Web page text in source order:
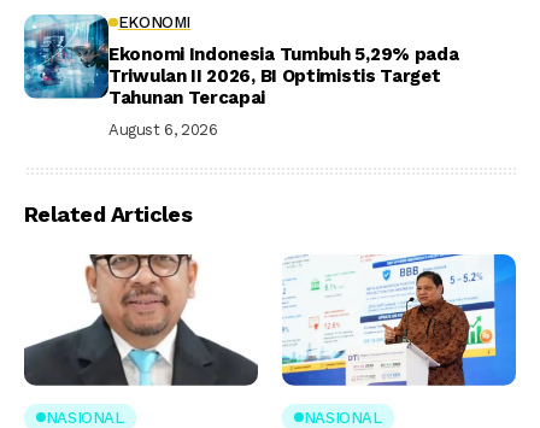
EKONOMI
Ekonomi Indonesia Tumbuh 5,29% pada
Triwulan II 2026, BI Optimistis Target
Tahunan Tercapai
August 6, 2026
Related Articles
NASIONAL NASIONAL